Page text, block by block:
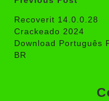
navigation
Recoverit 14.0.0.28
Crackeado 2024
Download Português
BR